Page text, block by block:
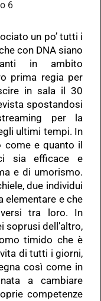
6
un po’ tutti i
con DNA siano
in ambito
prima regia per
in sala il 30
spostandosi
per la
ultimi tempi. In
come e quanto il
sia efficace e
e di umorismo.
due individui
elementare e che
tra loro. In
soprusi dell’altro,
timido che è
di tutti i giorni,
così come in
a cambiare
competenze